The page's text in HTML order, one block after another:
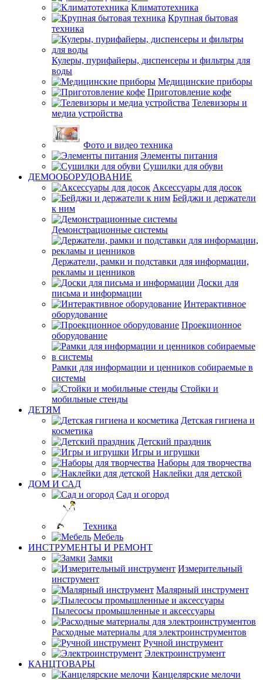
Климатотехника
Крупная бытовая
техника
Кулеры, пурифайеры, диспенсеры и фильтры для
воды
Медицинские приборы
Приготовление кофе
Телевизоры и
медиа устройства
Фото и видео техника
Элементы питания
Сушилки для обуви
ДЕМООБОРУДОВАНИЕ
Аксессуары для досок
Бейджи и держатели
к ним
Демонстрационные системы
Держатели, рамки и подставки для информации,
рекламы и ценников
Доски для
письма и информации
Интерактивное
оборудование
Проекционное
оборудование
Рамки для информации и ценников собираемые в
системы
Стойки и
мобильные стенды
ДЕТЯМ
Детская гигиена и
косметика
Детский праздник
Игры и игрушки
Наборы для творчества
Наклейки для детской
ДОМ И САД
Сад и огород
Техника
Мебель
ИНСТРУМЕНТЫ И РЕМОНТ
Замки
Измерительный
инструмент
Малярный инструмент
Пылесосы промышленные и аксессуары
Расходные материалы для электроинструментов
Ручной инструмент
Электроинструмент
КАНЦТОВАРЫ
Канцелярские мелочи